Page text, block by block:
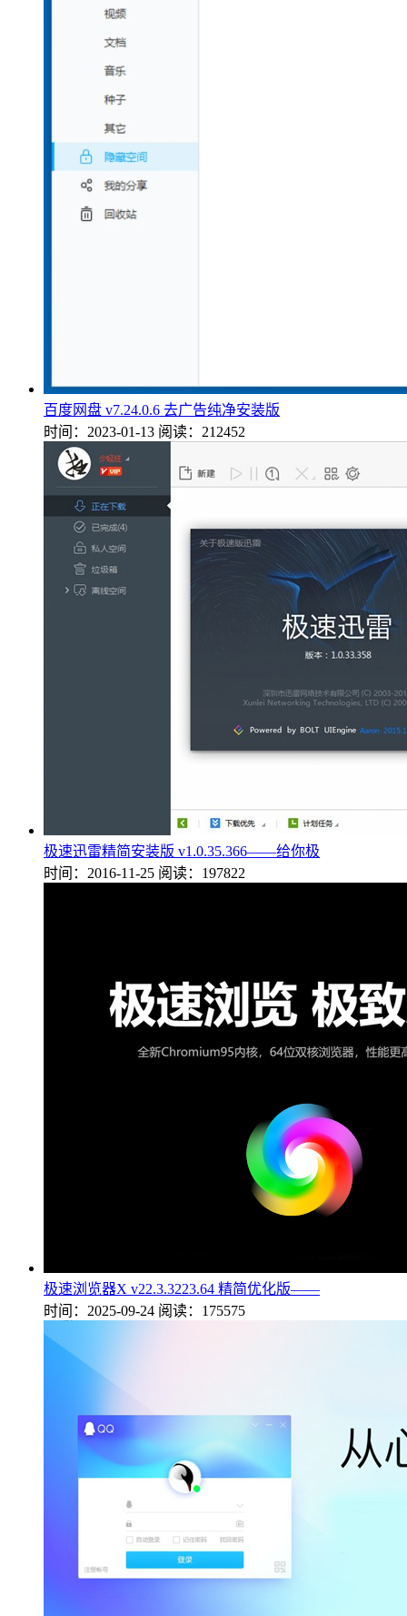
百度网盘 v7.24.0.6 去广告纯净安装版
时间：2023-01-13 阅读：212452
极速迅雷精简安装版 v1.0.35.366——给你极
时间：2016-11-25 阅读：197822
极速浏览器X v22.3.3223.64 精简优化版——
时间：2025-09-24 阅读：175575